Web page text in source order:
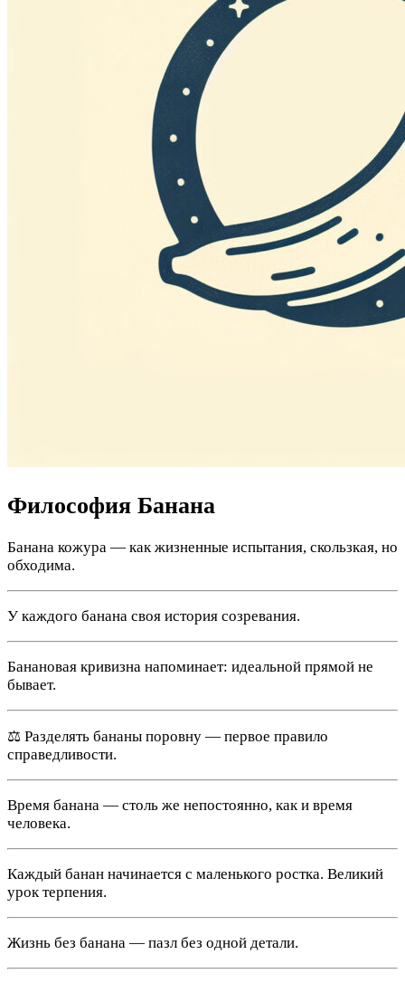
Философия Банана
Банана кожура — как жизненные испытания, скользкая, но
обходима.
У каждого банана своя история созревания.
Банановая кривизна напоминает: идеальной прямой не
бывает.
⚖️ Разделять бананы поровну — первое правило
справедливости.
Время банана — столь же непостоянно, как и время
человека.
Каждый банан начинается с маленького ростка. Великий
урок терпения.
Жизнь без банана — пазл без одной детали.